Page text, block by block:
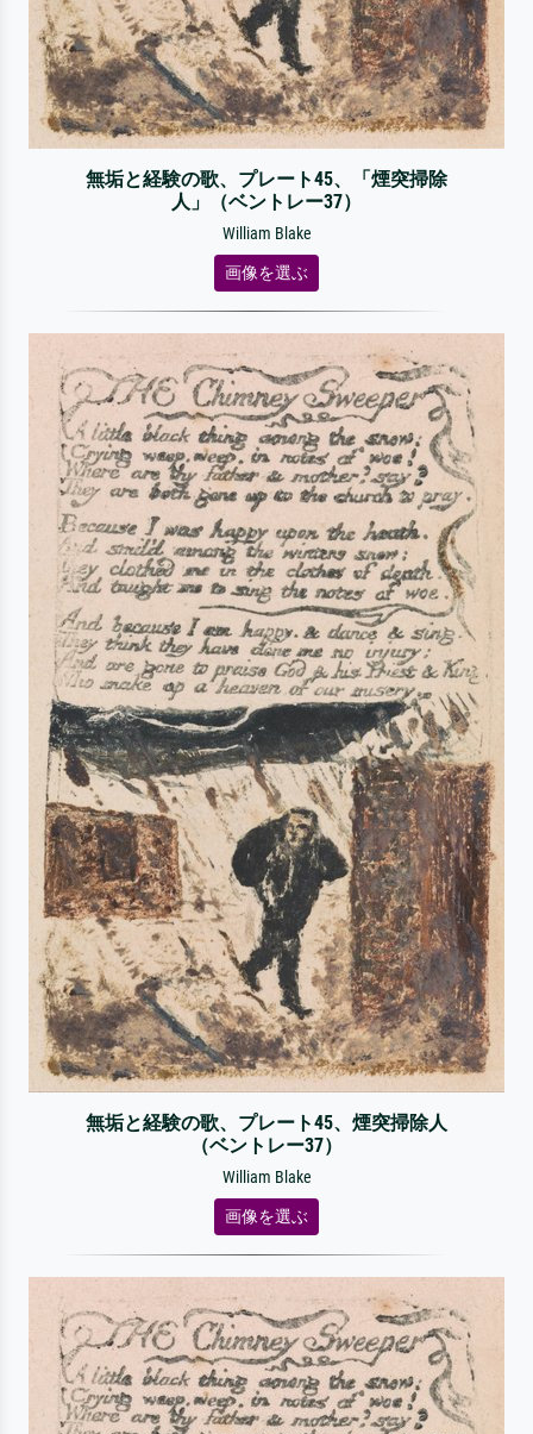
無垢と経験の歌、プレート45、「煙突掃除
人」（ベントレー37）
William Blake
画像を選ぶ
無垢と経験の歌、プレート45、煙突掃除人
（ベントレー37）
William Blake
画像を選ぶ